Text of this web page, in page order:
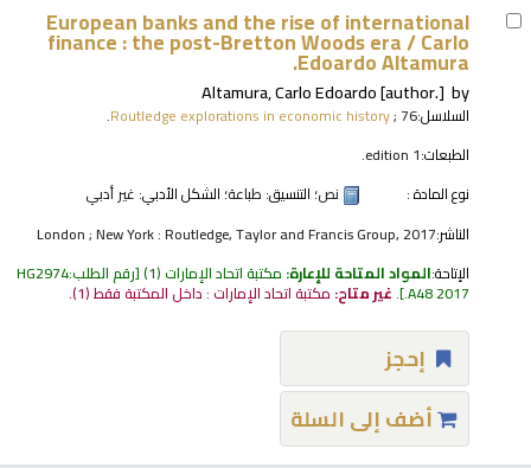
European banks and the rise of international
finance : the post-Bretton Woods era /Carlo
Edoardo Altamura.
by
Altamura, Carlo Edoardo[author.]
السلاسل: Routledge explorations in economic history; 76.
الطبعات:1 edition.
نوع المادة :
نص؛ التنسيق: طباعة؛ الشكل الأدبي: غير أدبي
الناشر:London ; New York : Routledge, Taylor and Francis Group, 2017
الإتاحة:المواد المتاحة للإعارة: مكتبة اتحاد الإمارات (1) رقم الطلب:HG2974
.A48 2017
.غير متاح: مكتبة اتحاد الإمارات : داخل المكتبة فقط(1).
إحجز
أضف إلى السلة